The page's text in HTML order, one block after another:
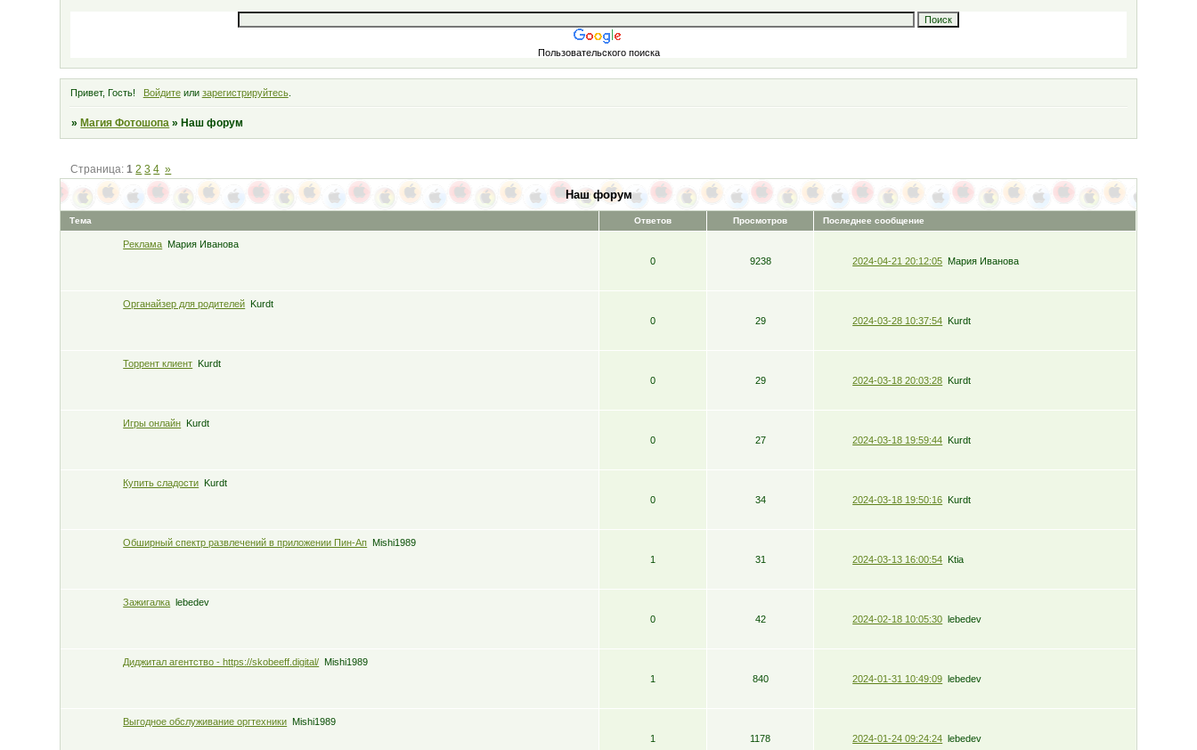
Пользовательского поиска
Привет, Гость! Войдитеили зарегистрируйтесь.
» Магия Фотошопа » Наш форум
Наш форум
Страница: 1 2 3 4 »
Тема Ответов Просмотров Последнее сообщение
Реклама Мария Иванова
0
9238 2024-04-21 20:12:05 Мария Иванова
Органайзер для родителей Kurdt
0
29 2024-03-28 10:37:54 Kurdt
Торрент клиент Kurdt
0
29 2024-03-18 20:03:28 Kurdt
Игры онлайн Kurdt
0
27 2024-03-18 19:59:44 Kurdt
Купить сладости Kurdt
0
34 2024-03-18 19:50:16 Kurdt
Обширный спектр развлечений в приложении Пин-Ап Mishi1989
1
31 2024-03-13 16:00:54 Ktia
Зажигалка lebedev
0
42 2024-02-18 10:05:30 lebedev
Диджитал агентство - https://skobeeff.digital/ Mishi1989
1
840 2024-01-31 10:49:09 lebedev
Выгодное обслуживание оргтехники Mishi1989
1
1178 2024-01-24 09:24:24 lebedev